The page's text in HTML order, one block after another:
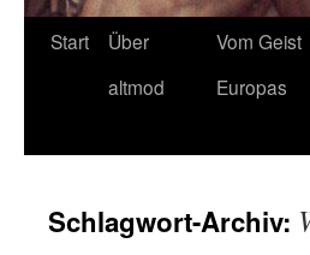
Start
Über
altmod
Vom Geist
Europas
Schlagwort-Archiv: